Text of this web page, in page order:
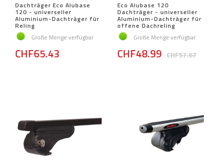
Dachträger Eco Alubase
120 - universeller
Aluminium-Dachträger für
Reling
Große Menge verfügbar
CHF65.43
Eco Alubase 120
Dachträger - universeller
Aluminium-Dachträger für
offene Dachreling
Große Menge verfügbar
CHF57.67
CHF48.99